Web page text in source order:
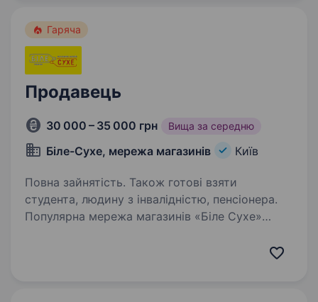
проживання покупців. Якщо Ви шукаєте…
Гаряча
Продавець
30 000 – 35 000 грн Вища за середню
Біле-Сухе, мережа магазинів Київ
Повна зайнятість. Також готові взяти
студента, людину з інвалідністю, пенсіонера.
Популярна мережа магазинів «Біле Сухе»